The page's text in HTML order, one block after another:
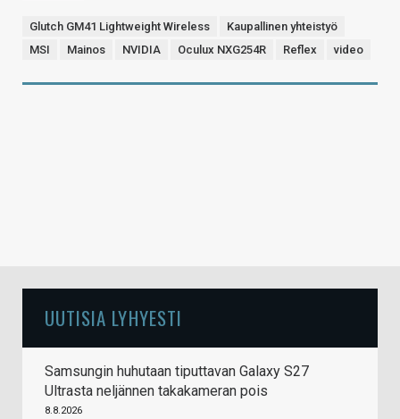
Glutch GM41 Lightweight Wireless
Kaupallinen yhteistyö
MSI
Mainos NVIDIA Oculux NXG254R Reflex video
UUTISIA LYHYESTI
Samsungin huhutaan tiputtavan Galaxy S27
Ultrasta neljännen takakameran pois
8.8.2026